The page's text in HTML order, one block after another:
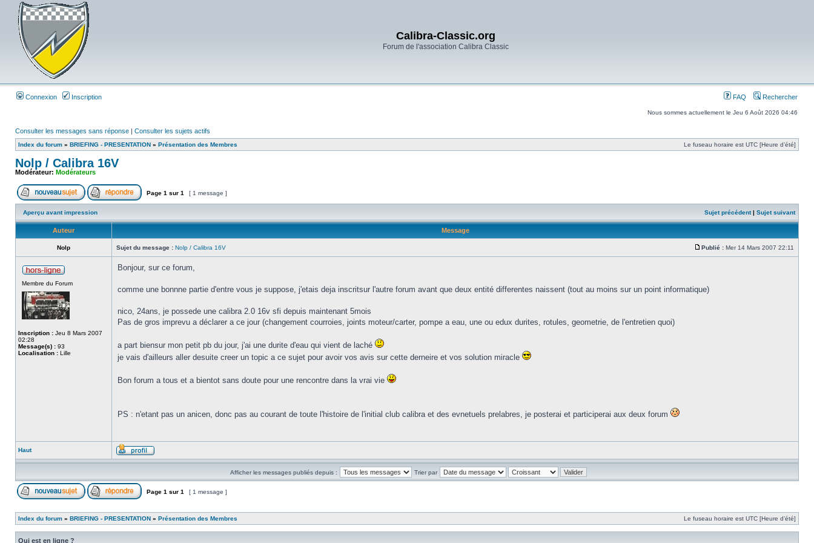
Calibra-Classic.org
Forum de l'association Calibra Classic
Connexion Inscription FAQ Rechercher
Nous sommes actuellement le Jeu 6 Août 2026 04:46
Consulter les messages sans réponse | Consulter les sujets actifs
Index du forum » BRIEFING - PRESENTATION » Présentation des Membres Le fuseau horaire est UTC [Heure d’été]
Nolp / Calibra 16V
Modérateur: Modérateurs
Page 1 sur 1 [ 1 message ]
Aperçu avant impression Sujet précédent| Sujet suivant
Auteur Message
Nolp Sujet du message : Nolp / Calibra 16V Publié : Mer 14 Mars 2007 22:11
Membre du Forum
Inscription : Jeu 8 Mars 2007
02:28
Message(s) : 93
Localisation : Lille
Bonjour, sur ce forum,
comme une bonnne partie d'entre vous je suppose, j'etais deja inscritsur l'autre forum avant que deux entité differentes naissent (tout au moins sur un point informatique)
nico, 24ans, je possede une calibra 2.0 16v sfi depuis maintenant 5mois
Pas de gros imprevu a déclarer a ce jour (changement courroies, joints moteur/carter, pompe a eau, une ou edux durites, rotules, geometrie, de l'entretien quoi)
a part biensur mon petit pb du jour, j'ai une durite d'eau qui vient de laché
je vais d'ailleurs aller desuite creer un topic a ce sujet pour avoir vos avis sur cette derneire et vos solution miracle
Bon forum a tous et a bientot sans doute pour une rencontre dans la vrai vie
PS : n'etant pas un anicen, donc pas au courant de toute l'histoire de l'initial club calibra et des evnetuels prelabres, je posterai et participerai aux deux forum
Haut
Afficher les messages publiés depuis : Trier par
Page 1 sur 1 [ 1 message ]
Index du forum » BRIEFING - PRESENTATION » Présentation des Membres Le fuseau horaire est UTC [Heure d’été]
Qui est en ligne ?